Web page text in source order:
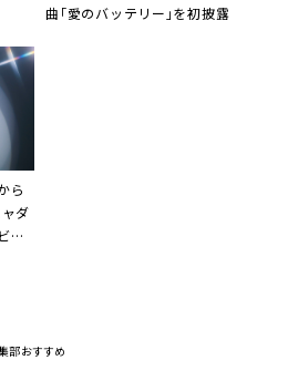
曲｢愛のバッテリー｣を初披露
ら
ダ
ュ
部おすすめ